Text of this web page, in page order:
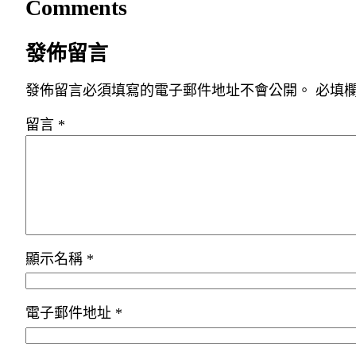
Comments
發佈留言
發佈留言必須填寫的電子郵件地址不會公開。 必填
留言 *
顯示名稱 *
電子郵件地址 *